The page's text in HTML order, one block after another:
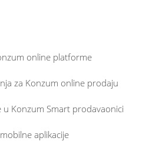
online platforme
za Konzum online prodaju
Konzum Smart prodavaonici
aplikacije